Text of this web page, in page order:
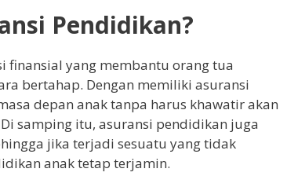
Pendidikan?
finansial yang membantu orang tua
bertahap. Dengan memiliki asuransi
depan anak tanpa harus khawatir akan
samping itu, asuransi pendidikan juga
jika terjadi sesuatu yang tidak
anak tetap terjamin.